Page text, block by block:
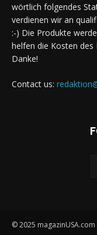
wörtlich folgendes
verdienen wir an
:-) Die Produkte
helfen die Kosten des
Danke!
Contact us:
© 2025